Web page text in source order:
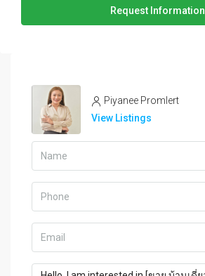
Request Information
Piyanee Promlert
View Listings